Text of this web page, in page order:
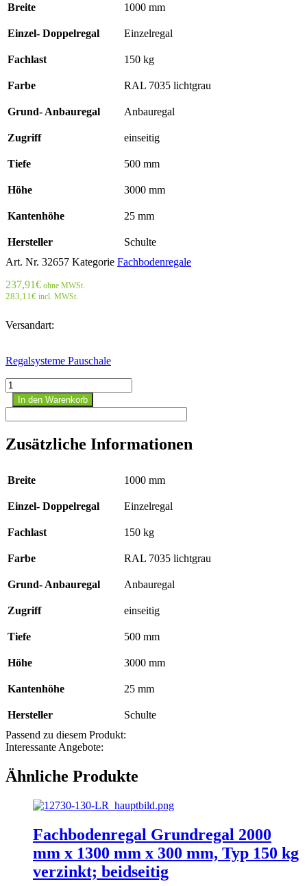
Breite 1000 mm
Einzel- Doppelregal Einzelregal
Fachlast 150 kg
Farbe RAL 7035 lichtgrau
Grund- Anbauregal Anbauregal
Zugriff einseitig
Tiefe 500 mm
Höhe 3000 mm
Kantenhöhe 25 mm
Hersteller
Schulte
Art. Nr. 32657 Kategorie Fachbodenregale
237,91€ ohne MWSt.
283,11 € incl. MWSt.
Versandart:
Regalsysteme Pauschale
Stecksystem
Anbauregal
-
3000x1000x500
Typ
RAL
lichtgrau;
Menge
In den Warenkorb
Zusätzliche Informationen
Breite 1000 mm
Einzel- Doppelregal Einzelregal
Fachlast 150 kg
Farbe RAL 7035 lichtgrau
Grund- Anbauregal Anbauregal
Zugriff einseitig
Tiefe 500 mm
Höhe 3000 mm
Kantenhöhe 25 mm
Hersteller
Schulte
Passend zu diesem Produkt:
Interessante Angebote:
Ähnliche Produkte
Fachbodenregal Grundregal 2000
mm x 1300 mm x 300 mm, Typ 150 kg
verzinkt; beidseitig